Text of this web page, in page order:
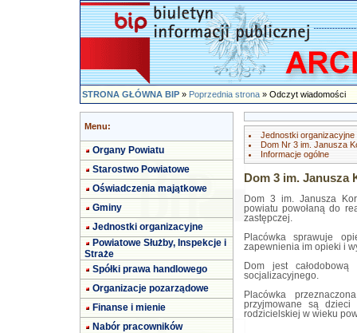
STRONA GŁÓWNA BIP»Poprzednia strona» Odczyt wiadomości
Menu:
Organy Powiatu
Starostwo Powiatowe
Oświadczenia majątkowe
Gminy
Jednostki organizacyjne
Powiatowe Służby, Inspekcje i
Straże
Spółki prawa handlowego
Organizacje pozarządowe
Finanse i mienie
Nabór pracowników
Jednostki organizacyjne
Dom Nr 3 im. Janusza
Informacje ogólne
Dom 3 im. Janusza
Dom 3 im. Janusza
powiatu powołaną do
zastępczej.
Placówka sprawuje
zapewnienia im opieki i
Dom jest
socjalizacyjnego.
Placówka
przyjmowane są dzieci
rodzicielskiej w wieku